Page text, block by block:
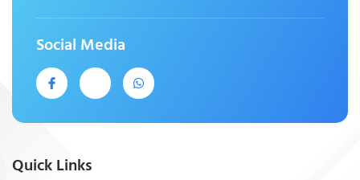
Social Media
Quick Links